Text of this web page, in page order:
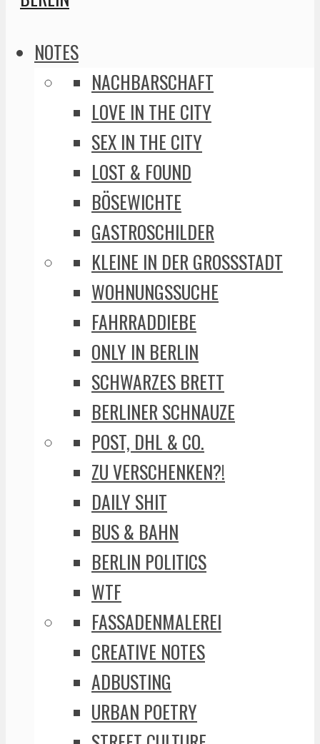
NOTES
NACHBARSCHAFT
LOVE IN THE CITY
SEX IN THE CITY
LOST & FOUND
BÖSEWICHTE
GASTROSCHILDER
KLEINE IN DER GROSSSTADT
WOHNUNGSSUCHE
FAHRRADDIEBE
ONLY IN BERLIN
SCHWARZES BRETT
BERLINER SCHNAUZE
POST, DHL & CO.
ZU VERSCHENKEN?!
DAILY SHIT
BUS & BAHN
BERLIN POLITICS
WTF
FASSADENMALEREI
CREATIVE NOTES
ADBUSTING
URBAN POETRY